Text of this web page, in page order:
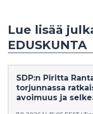
Lue lisää
EDUSKUNTA
SDP:n Piritta
torjunnassa
avoimuus ja